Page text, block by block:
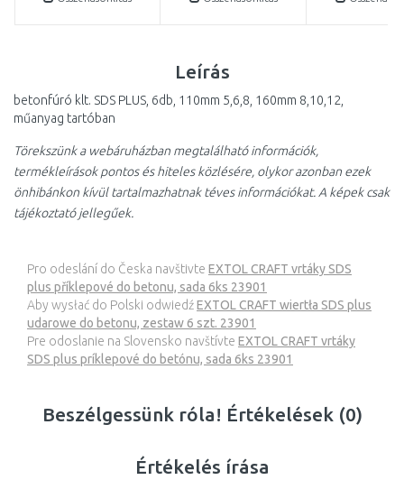
Leírás
betonfúró klt. SDS PLUS, 6db, 110mm 5,6,8, 160mm 8,10,12,
műanyag tartóban
Törekszünk a webáruházban megtalálható információk,
termékleírások pontos és hiteles közlésére, olykor azonban ezek
önhibánkon kívül tartalmazhatnak téves információkat. A képek csak
tájékoztató jellegűek.
Pro odeslání do Česka navštivte EXTOL CRAFT vrtáky SDS
plus příklepové do betonu, sada 6ks 23901
Aby wysłać do Polski odwiedźEXTOL CRAFT wiertła SDS plus
udarowe do betonu, zestaw 6 szt. 23901
Pre odoslanie na Slovensko navštívte EXTOL CRAFT vrtáky
SDS plus príklepové do betónu, sada 6ks 23901
Beszélgessünk róla! Értékelések (0)
Értékelés írása